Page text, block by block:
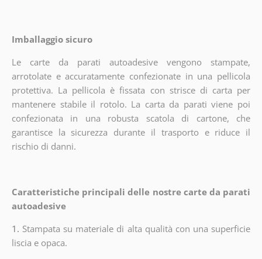
Imballaggio sicuro
Le carte da parati autoadesive vengono stampate,
arrotolate e accuratamente confezionate in una pellicola
protettiva. La pellicola è fissata con strisce di carta per
mantenere stabile il rotolo. La carta da parati viene poi
confezionata in una robusta scatola di cartone, che
garantisce la sicurezza durante il trasporto e riduce il
rischio di danni.
Caratteristiche principali delle nostre carte da parati
autoadesive
1. Stampata su materiale di alta qualità con una superficie
liscia e opaca.